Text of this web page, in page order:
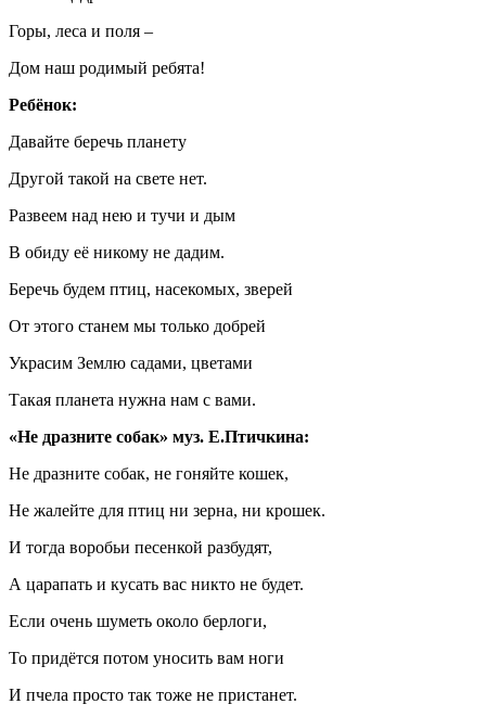
Горы, леса и поля –
Дом наш родимый ребята!
Ребёнок:
Давайте беречь планету
Другой такой на свете нет.
Развеем над нею и тучи и дым
В обиду её никому не дадим.
Беречь будем птиц, насекомых, зверей
От этого станем мы только добрей
Украсим Землю садами, цветами
Такая планета нужна нам с вами.
«Не дразните собак» муз. Е.Птичкина:
Не дразните собак, не гоняйте кошек,
Не жалейте для птиц ни зерна, ни крошек.
И тогда воробьи песенкой разбудят,
А царапать и кусать вас никто не будет.
Если очень шуметь около берлоги,
То придётся потом уносить вам ноги
И пчела просто так тоже не пристанет.